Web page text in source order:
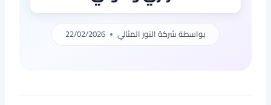
بواسطةشركة النور المثالي 22/02/2026